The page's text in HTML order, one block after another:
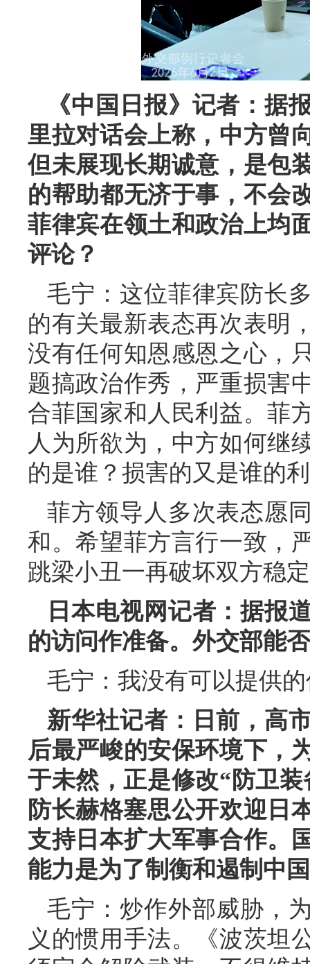
《中国日报》记者：据
里拉对话会上称，中方曾
但未展现长期诚意，是包
的帮助都无济于事，不会
菲律宾在领土和政治上均
评论？
毛宁：这位菲律宾防长
的有关最新表态再次表明
没有任何知恩感恩之心，
题搞政治作秀，严重损害
合菲国家和人民利益。菲
人为所欲为，中方如何继
的是谁？损害的又是谁的
菲方领导人多次表态愿
和。希望菲方言行一致，
跳梁小丑一再破坏双方稳
日本电视网记者：据报
的访问作准备。外交部能
毛宁：我没有可以提供
新华社记者：日前，高
后最严峻的安保环境下，
于未然，正是修改“防卫
防长赫格塞思公开欢迎日
支持日本扩大军事合作。
能力是为了制衡和遏制中
毛宁：炒作外部威胁，
义的惯用手法。《波茨坦